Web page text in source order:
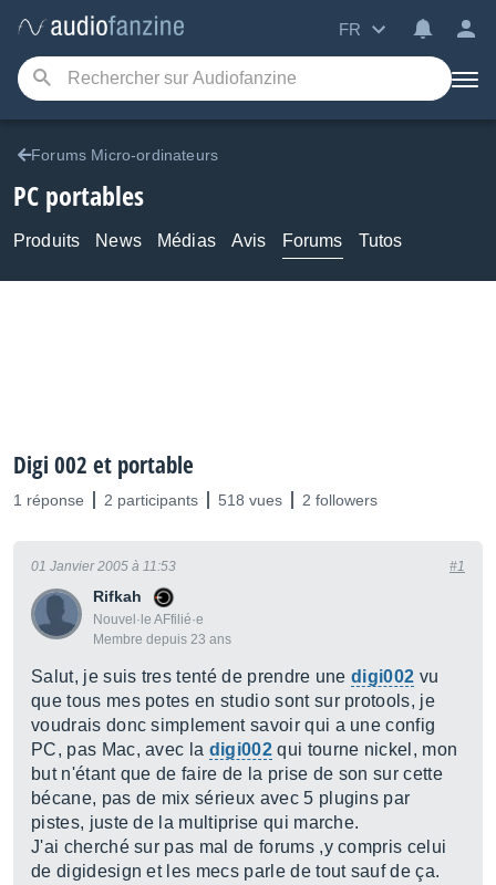
FR
Forums Micro-ordinateurs
PC portables
Produits News Médias Avis Forums Tutos
Digi 002 et portable
1 réponse 2 participants 518 vues 2 followers
Rifkah
Nouvel·le AFfilié·e
Membre depuis 23 ans
01 Janvier 2005 à 11:53 #1
Salut, je suis tres tenté de prendre unedigi002 vu
que tous mes potes en studio sont sur protools, je
voudrais donc simplement savoir qui a une config
PC, pas Mac, avec la digi002qui tourne nickel, mon
but n'étant que de faire de la prise de son sur cette
bécane, pas de mix sérieux avec 5 plugins par
pistes, juste de la multiprise qui marche.
J'ai cherché sur pas mal de forums ,y compris celui
de digidesign et les mecs parle de tout sauf de ça.